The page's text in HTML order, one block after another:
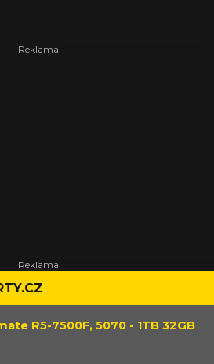
R5-7500F, 5070 - 1TB 32GB